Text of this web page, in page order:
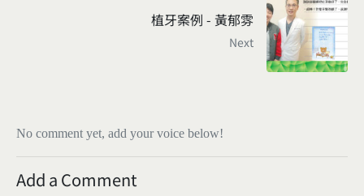
植牙案例 - 黃郁雰
Next
No comment yet, add your voice below!
Add a Comment